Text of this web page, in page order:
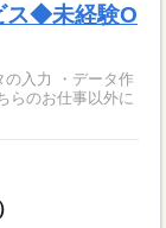
ス◆未経験O
の入力 ・データ作